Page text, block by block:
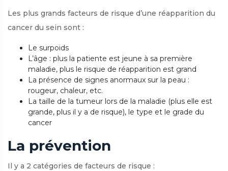
Les plus grands facteurs de risque d’une réapparition du
cancer du sein sont :
Le surpoids
L’âge : plus la patiente est jeune à sa première
maladie, plus le risque de réapparition est grand
La présence de signes anormaux sur la peau :
rougeur, chaleur, etc.
La taille de la tumeur lors de la maladie (plus elle est
grande, plus il y a de risque), le type et le grade du
cancer
La prévention
Il y a 2 catégories de facteurs de risque :